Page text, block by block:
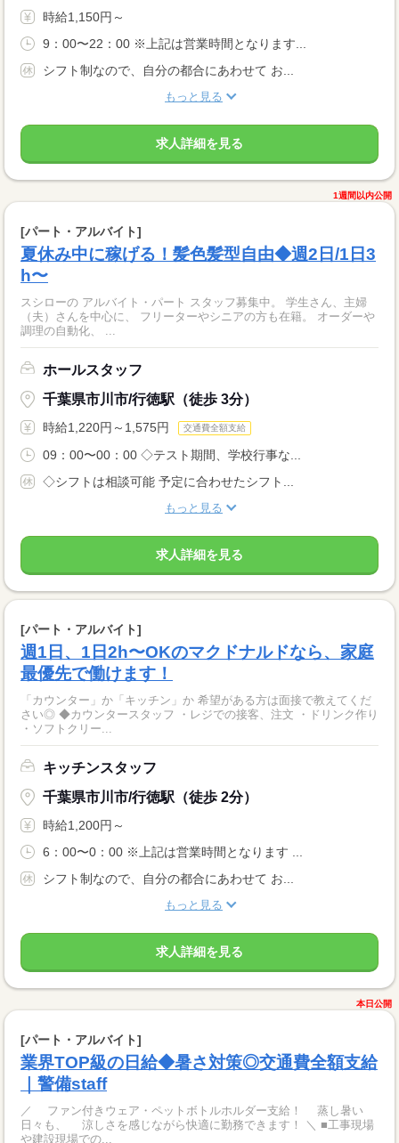
時給1,150円～
9：00〜22：00 ※上記は営業時間となります...
シフト制なので、自分の都合にあわせて お...
もっと見る
求人詳細を見る
1週間以内公開
[パート・アルバイト]
夏休み中に稼げる！髪色髪型自由◆週2日/1日3
h〜
スシローの アルバイト・パート スタッフ募集中。 学生さん、主婦
（夫）さんを中心に、 フリーターやシニアの方も在籍。 オーダーや
調理の自動化、 ...
ホールスタッフ
千葉県市川市/行徳駅（徒歩 3分）
時給1,220円～1,575円 交通費全額支給
09：00〜00：00 ◇テスト期間、学校行事な...
◇シフトは相談可能 予定に合わせたシフト...
もっと見る
求人詳細を見る
[パート・アルバイト]
週1日、1日2h〜OKのマクドナルドなら、家庭
最優先で働けます！
「カウンター」か「キッチン」か 希望がある方は面接で教えてくだ
さい◎ ◆カウンタースタッフ ・レジでの接客、注文 ・ドリンク作り
・ソフトクリー...
キッチンスタッフ
千葉県市川市/行徳駅（徒歩 2分）
時給1,200円～
6：00〜0：00 ※上記は営業時間となります ...
シフト制なので、自分の都合にあわせて お...
もっと見る
求人詳細を見る
本日公開
[パート・アルバイト]
業界TOP級の日給◆暑さ対策◎交通費全額支給
｜警備staff
／ ファン付きウェア・ペットボトルホルダー支給！ 蒸し暑い
日々も、 涼しさを感じながら快適に勤務できます！ ＼ ■工事現場
や建設現場での...